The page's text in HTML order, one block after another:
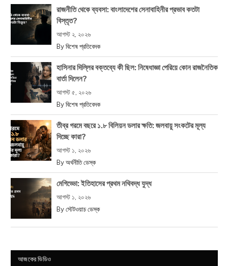
রাজনীতি থেকে ব্যবসা: বাংলাদেশের সেনাবাহিনীর প্রভাব কতটা
বিস্তৃত?
আগস্ট ২, ২০২৬
By বিশেষ প্রতিবেদক
হাসিনার দিল্লির বক্তব্যে কী ছিল: নিষেধাজ্ঞা পেরিয়ে কোন রাজনৈতিক
বার্তা দিলেন?
আগস্ট ৫, ২০২৬
By বিশেষ প্রতিবেদক
তীব্র গরমে বছরে ১.৮ বিলিয়ন ডলার ক্ষতি: জলবায়ু সংকটের মূল্য
দিচ্ছে কারা?
আগস্ট ১, ২০২৬
By অর্থনীতি ডেস্ক
মেগিড্ডো: ইতিহাসের প্রথম নথিবদ্ধ যুদ্ধ
আগস্ট ১, ২০২৬
By স্টেটওয়াচ ডেস্ক
আজকের ভিডিও